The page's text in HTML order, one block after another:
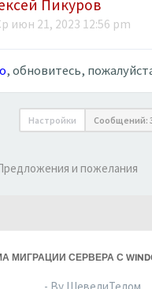
Пикуров
июн 21, 2023 12:56 pm
, обновитесь,
Настройки Сообщений:
и пожелания
МИГРАЦИИ СЕРВЕРА С
- By ШевелиТелом